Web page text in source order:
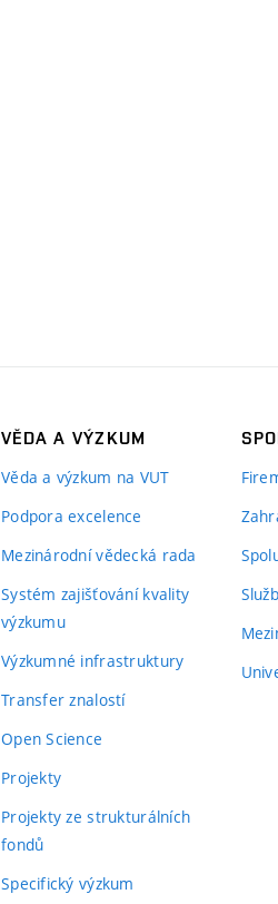
VĚDA A VÝZKUM
Věda a výzkum na VUT
Podpora excelence
Mezinárodní vědecká rada
Systém zajišťování kvality
výzkumu
Výzkumné infrastruktury
Transfer znalostí
Open Science
Projekty
Projekty ze strukturálních
fondů
Specifický výzkum